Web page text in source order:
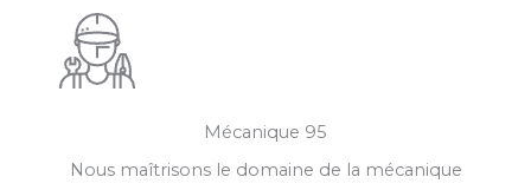
Mécanique 95
Nous maîtrisons le domaine de la mécanique